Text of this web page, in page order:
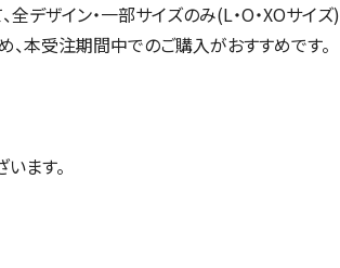
デザイン・一部サイズのみ(L・O・XOサイズ)
、本受注期間中でのご購入がおすすめです。
ます。